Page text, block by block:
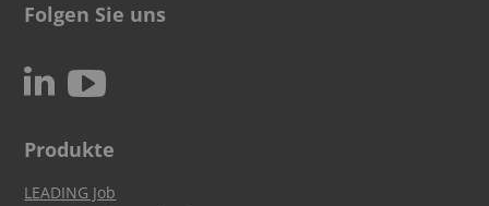
Folgen Sie uns
N c
Produkte
LEADING Job